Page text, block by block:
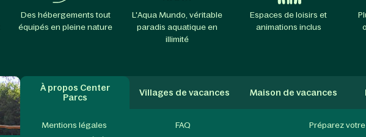
Des hébergements tout
équipés en pleine nature
L'Aqua Mundo, véritable
paradis aquatique en
illimité
Espaces de loisirs et
animations inclus
À propos Center
Parcs
Villages de vacances Maison de vacances
Mentions légales
FAQ
Préparez